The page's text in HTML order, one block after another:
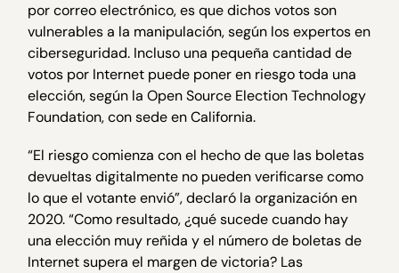
por correo electrónico, es que dichos votos son
vulnerables a la manipulación, según los expertos en
ciberseguridad. Incluso una pequeña cantidad de
votos por Internet puede poner en riesgo toda una
elección, según la Open Source Election Technology
Foundation, con sede en California.
“El riesgo comienza con el hecho de que las boletas
devueltas digitalmente no pueden verificarse como
lo que el votante envió”, declaró la organización en
2020. “Como resultado, ¿qué sucede cuando hay
una elección muy reñida y el número de boletas de
Internet supera el margen de victoria? Las